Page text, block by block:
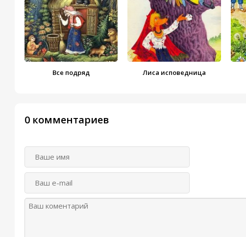
Все подряд Лиса исповедница
0 комментариев